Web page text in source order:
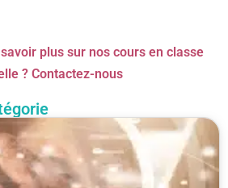
plus sur nos cours en classe
? Contactez-nous